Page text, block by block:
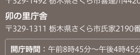
卯の里庁舎
〒329-1311 栃木県さくら市氏家2190
開庁時間 ：午前8時45分～午後4時45